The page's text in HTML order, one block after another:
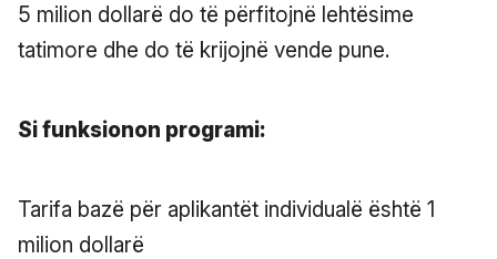
5 milion dollarë do të përfitojnë lehtësime
tatimore dhe do të krijojnë vende pune.
Si funksionon programi:
Tarifa bazë për aplikantët individualë është 1
milion dollarë